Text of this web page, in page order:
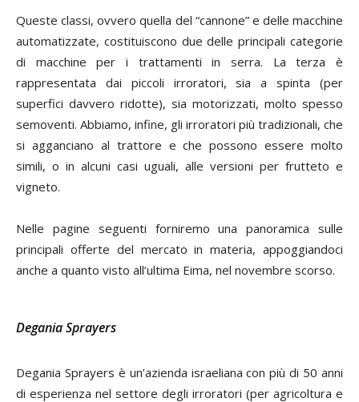
Queste classi, ovvero quella del “cannone” e delle macchine
automatizzate, costituiscono due delle principali categorie
di macchine per i trattamenti in serra. La terza è
rappresentata dai piccoli irroratori, sia a spinta (per
superfici davvero ridotte), sia motorizzati, molto spesso
semoventi. Abbiamo, infine, gli irroratori più tradizionali, che
si agganciano al trattore e che possono essere molto
simili, o in alcuni casi uguali, alle versioni per frutteto e
vigneto.
Nelle pagine seguenti forniremo una panoramica sulle
principali offerte del mercato in materia, appoggiandoci
anche a quanto visto all’ultima Eima, nel novembre scorso.
Degania Sprayers
Degania Sprayers è un’azienda israeliana con più di 50 anni
di esperienza nel settore degli irroratori (per agricoltura e